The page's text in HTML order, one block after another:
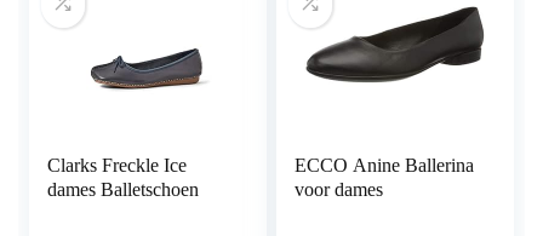
Clarks Freckle Ice
dames Balletschoen
ECCO Anine Ballerina
voor dames